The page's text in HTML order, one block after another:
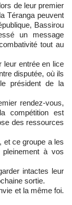
Téranga peuvent
Bassirou
un message
tout au
leur entrée en lice
disputée, où ils
président de la
rendez-vous,
compétition est
des ressources
et ce groupe a les
à vos
intactes leur
sortie.
et la même foi.